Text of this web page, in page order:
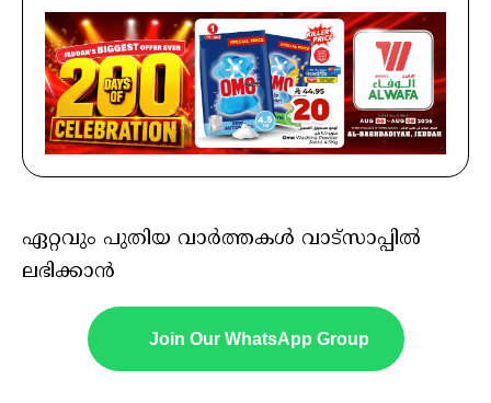
ഏറ്റവും പുതിയ വാർത്തകൾ വാട്സാപ്പിൽ
ലഭിക്കാൻ
Join Our WhatsApp Group